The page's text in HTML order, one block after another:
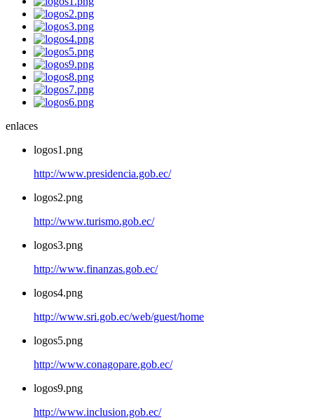
enlaces
logos1.png
http://www.presidencia.gob.ec/
logos2.png
http://www.turismo.gob.ec/
logos3.png
http://www.finanzas.gob.ec/
logos4.png
http://www.sri.gob.ec/web/guest/home
logos5.png
http://www.conagopare.gob.ec/
logos9.png
http://www.inclusion.gob.ec/